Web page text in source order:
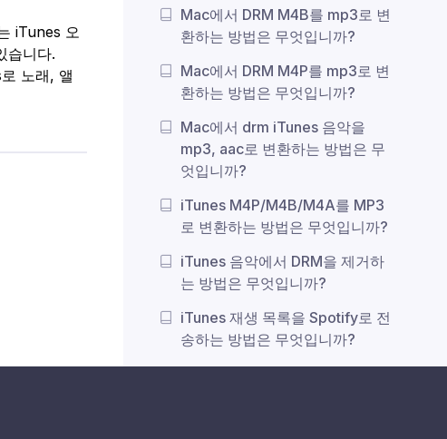
iTunes 오
습니다.
노래, 앨
Mac에서 DRM M4B를 mp3로 변
환하는 방법은 무엇입니까?
Mac에서 DRM M4P를 mp3로 변
환하는 방법은 무엇입니까?
Mac에서 drm iTunes 음악을
mp3, aac로 변환하는 방법은 무
엇입니까?
iTunes M4P/M4B/M4A를 MP3
로 변환하는 방법은 무엇입니까?
iTunes 음악에서 DRM을 제거하
는 방법은 무엇입니까?
iTunes 재생 목록을 Spotify로 전
송하는 방법은 무엇입니까?